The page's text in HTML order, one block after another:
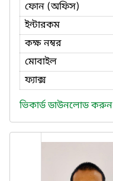
ফোন (অফিস)
ইন্টারকম
কক্ষ নম্বর
মোবাইল
ফ্যাক্স
ভিকার্ড ডাউনলোড করুন